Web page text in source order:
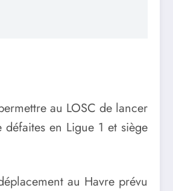
au LOSC de lancer
en Ligue 1 et siège
au Havre prévu